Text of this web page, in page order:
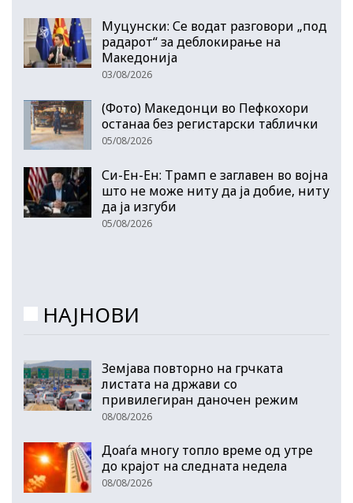
Муцунски: Се водат разговори „под
радарот“ за деблокирање на
Македонија
03/08/2026
(Фото) Македонци во Пефкохори
останаа без регистарски таблички
05/08/2026
Си-Ен-Ен: Трамп е заглавен во војна
што не може ниту да ја добие, ниту
да ја изгуби
05/08/2026
НАЈНОВИ
Земјава повторно на грчката
листата на држави со
привилегиран даночен режим
08/08/2026
Доаѓа многу топло време од утре
до крајот на следната недела
08/08/2026